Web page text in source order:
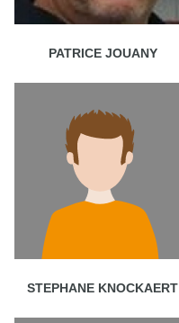
PATRICE JOUANY
STEPHANE KNOCKAERT